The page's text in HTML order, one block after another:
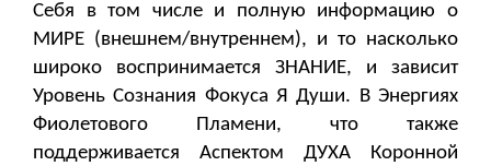
Себя в том числе и полную информацию о
МИРЕ (внешнем/внутреннем), и то насколько
широко воспринимается ЗНАНИЕ, и зависит
Уровень Сознания Фокуса Я Души. В Энергиях
Фиолетового Пламени, что также
поддерживается Аспектом ДУХА Коронной